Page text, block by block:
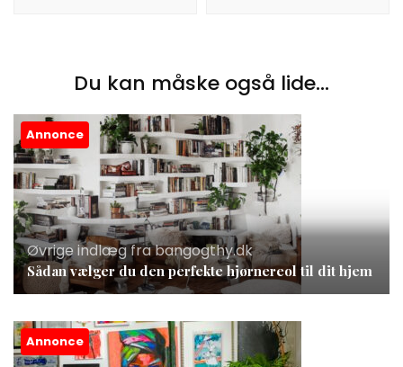
Du kan måske også lide...
Annonce
Øvrige indlæg fra bangogthy.dk
Sådan vælger du den perfekte hjørnereol til dit hjem
Annonce